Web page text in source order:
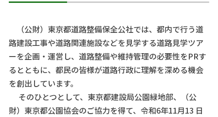
（公財）東京都道路整備保全公社では、都内で行う道
路建設工事や道路関連施設などを見学する道路見学ツア
ーを企画・運営し、道路整備や維持管理の必要性をPRす
るとともに、都民の皆様が道路行政に理解を深める機会
を創出しています。
そのひとつとして、東京都建設局公園緑地部、（公
財）東京都公園協会のご協力を得て、令和6年11月13 日